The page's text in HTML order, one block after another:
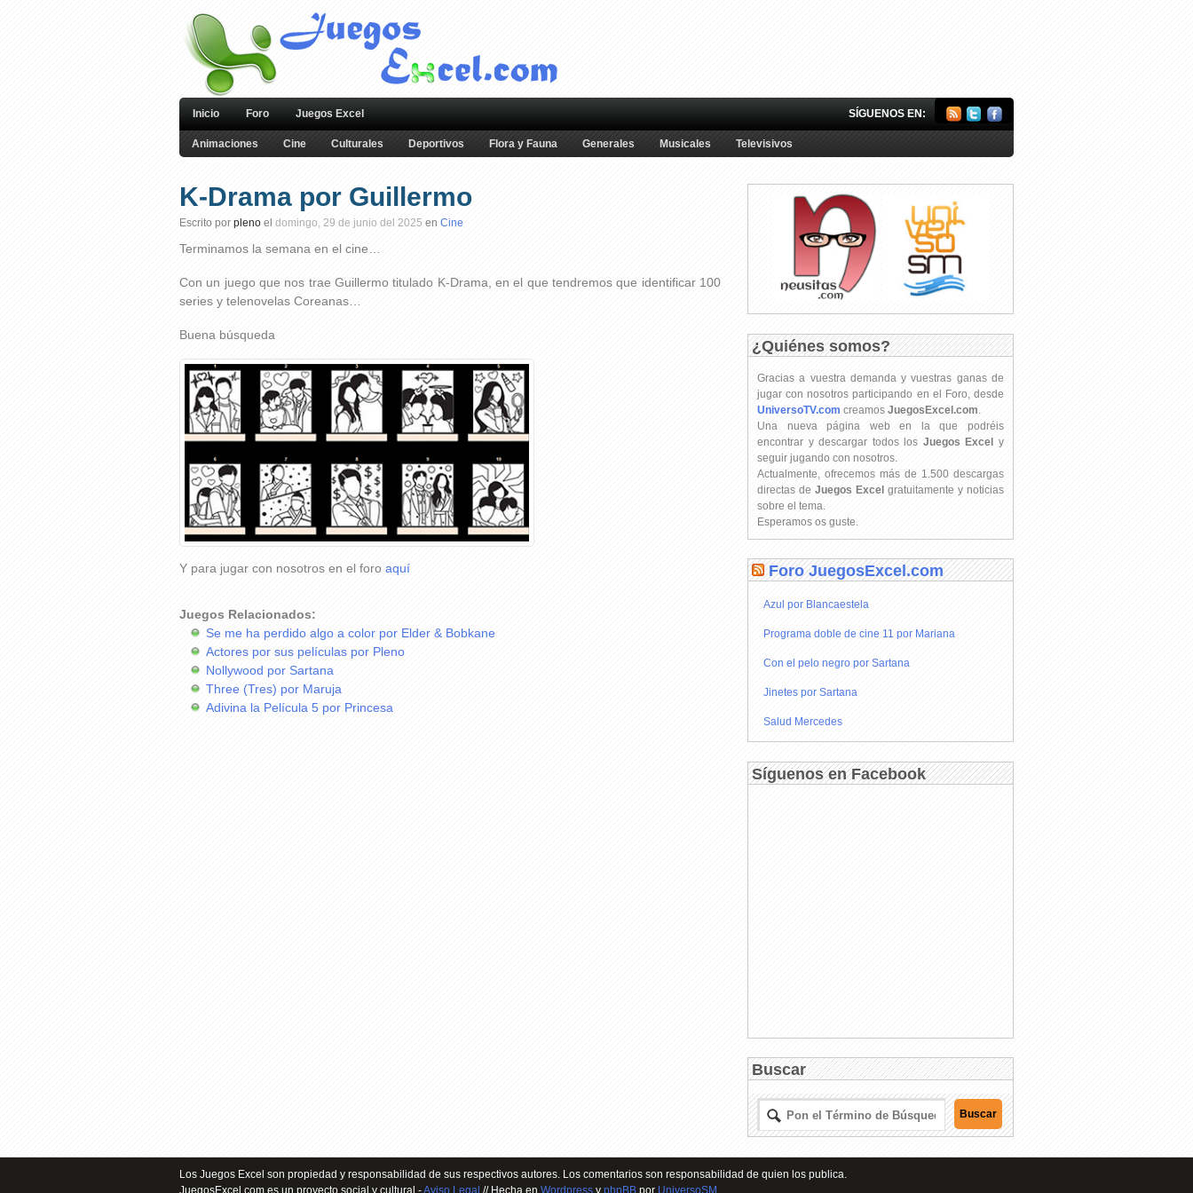
Inicio Foro Juegos Excel SÍGUENOS EN:
Animaciones Cine Culturales Deportivos Flora y Fauna Generales Musicales Televisivos
K-Drama por Guillermo
Escrito por pleno el domingo, 29 de junio del 2025 en Cine
Terminamos la semana en el cine…
Con un juego que nos trae Guillermo titulado K-Drama, en el que tendremos que identificar 100
series y telenovelas Coreanas…
Buena búsqueda
Y para jugar con nosotros en el foro aquí
Juegos Relacionados:
Se me ha perdido algo a color por Elder & Bobkane
Actores por sus películas por Pleno
Nollywood por Sartana
Three (Tres) por Maruja
Adivina la Película 5 por Princesa
¿Quiénes somos?
Gracias a vuestra demanda y vuestras ganas de
jugar con nosotros participando en el Foro, desde
UniversoTV.com creamos JuegosExcel.com
Una nueva página web en la que podréis
encontrar y descargar todos los Juegos Excel y
seguir jugando con nosotros.
Actualmente, ofrecemos más de 1.500 descargas
directas de Juegos Excel gratuitamente y noticias
sobre el tema.
Esperamos os guste.
Foro JuegosExcel.com
Azul por Blancaestela
Programa doble de cine 11 por Mariana
Con el pelo negro por Sartana
Jinetes por Sartana
Salud Mercedes
Síguenos en Facebook
Buscar
Los Juegos Excel son propiedad y responsabilidad de sus respectivos autores. Los comentarios son responsabilidad de quien los publica.
JuegosExcel.com es un proyecto social y cultural -Aviso Legal // Hecha en Wordpress y phpBB por UniversoSM